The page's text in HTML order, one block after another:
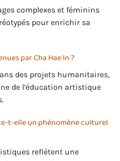
complexes et féminins
pour enrichir sa
par Cha Hae In ?
des projets humanitaires,
de l’éducation artistique
t-elle un phénomène culturel
reflètent une